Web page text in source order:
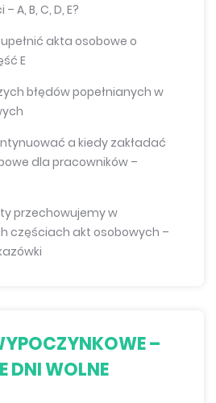
A, B, C, D, E?
akta osobowe o
E
błędów popełnianych w
a kiedy zakładać
dla pracowników –
przechowujemy w
częściach akt osobowych –
–
DNI WOLNE